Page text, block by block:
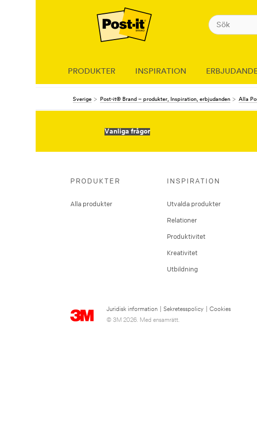
PRODUKTER INSPIRATION
Sverige Post-it® Brand – produkter, Inspiration, erbjudanden Alla
Vanliga frågor
PRODUKTER
Alla produkter
INSPIRATION
Utvalda produkter
Relationer
Produktivitet
Kreativitet
Utbildning
Juridisk information Sekretesspolicy
Cookies
© 3M 2026. Med ensamrätt.